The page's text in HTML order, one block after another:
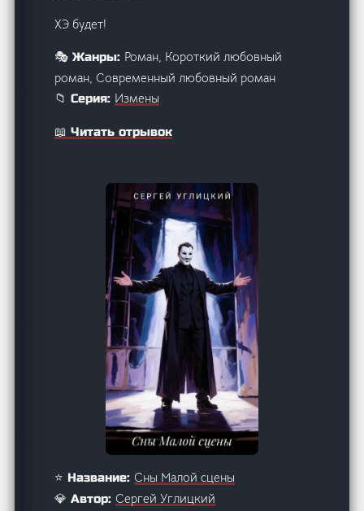
ХЭ будет!
🎭 Жанры: Роман, Короткий любовный
роман, Современный любовный роман
📁 Серия: Измены
📖 Читать отрывок
⭐ Название:Сны Малой сцены
💎 Автор:Сергей Углицкий